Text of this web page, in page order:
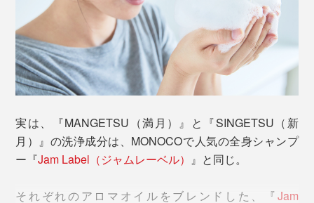
そもそも香りのシャンプーといえば、どうしても「女性
うイメージがありました。
実は、『MANGETSU（満月）』と『SINGETSU（新
月）』の洗浄成分は、MONOCOで人気の全身シャンプ
ー『Jam Label（ジャムレーベル） 』と同じ。
それぞれのアロマオイルをブレンドした、『Jam